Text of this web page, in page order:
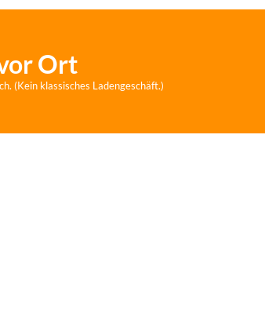
Ort
(Kein klassisches Ladengeschäft.)